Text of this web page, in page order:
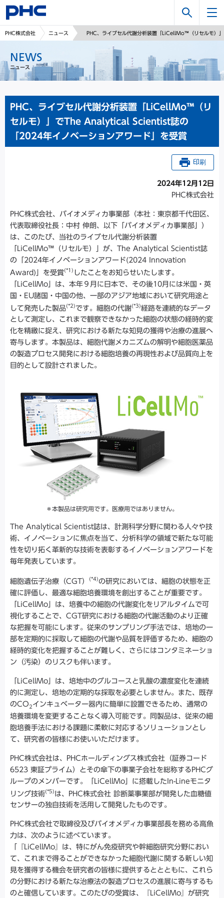
検
索
PHC株式会社 ニュース PHC、ライブセル代謝分析装置「LiCellMo™（リセルモ
NEWS
ニュース
PHC、ライブセル代謝分析装置「LiCellMo™（リ
セルモ）」でThe Analytical Scientist誌の
「2024年イノベーションアワード」を受賞
印刷
2024年12月12日
PHC株式会社
PHC株式会社、バイオメディカ事業部（本社：東京都千代田区、
代表取締役社長：中村 伸朗、以下「バイオメディカ事業部」）
は、このたび、当社のライブセル代謝分析装置
「LiCellMo™（リセルモ）」が、The Analytical Scientist誌
の「2024年イノベーションアワード(2024 Innovation
Award)」を受賞(*1) したことをお知らせいたします。
「LiCellMo」は、本年９月に日本で、その後10月には米国・英
国・EU諸国・中国の他、一部のアジア地域において研究用途と
して発売した製品 (*2) です。細胞の代謝(*3)経路を連続的なデータ
として測定し、これまで観察できなかった細胞の状態の経時的変
化を精緻に捉え、研究における新たな知見の獲得や治療の進展へ
寄与します。本製品は、細胞代謝メカニズムの解明や細胞医薬品
の製造プロセス開発における細胞培養の再現性および品質向上を
目的として設計されました。
＊本製品は研究用です。医療用ではありません。
The Analytical Scientist誌は、計測科学分野に関わる人々や技
術、イノベーションに焦点を当て、分析科学の領域で新たな可能
性を切り拓く革新的な技術を表彰するイノベーションアワードを
毎年発表しています。
細胞遺伝子治療（CGT） (*4) の研究においては、細胞の状態を正
確に評価し、最適な細胞培養環境を創出することが重要です。
「LiCellMo」は、培養中の細胞の代謝変化をリアルタイムで可
視化することで、CGT研究における細胞の代謝活動のより正確
な把握を可能にします。従来のサンプリング手法では、培地の一
部を定期的に採取して細胞の代謝や品質を評価するため、細胞の
経時的変化を把握することが難しく、さらにはコンタミネーショ
ン（汚染）のリスクも伴います。
「LiCellMo」は、培地中のグルコースと乳酸の濃度変化を連続
的に測定し、培地の定期的な採取を必要としません。また、既存
のCO 2 インキュベーター器内に簡単に設置できるため、通常の
培養環境を変更することなく導入可能です。同製品は、従来の細
胞培養手法における課題に柔軟に対応するソリューションとし
て、研究者の皆様にお使いいただけます。
PHC株式会社は、PHCホールディングス株式会社（証券コード
6523 東証プライム）とその傘下の事業子会社を総称するPHCグ
ループのメンバーです。「LiCellMo」に搭載したIn-Lineモニタ
リング技術(*5) は、PHC株式会社 診断薬事業部が開発した血糖値
センサーの独自技術を活用して開発したものです。
PHC株式会社で取締役及びバイオメディカ事業部長を務める高魚
力は、次のように述べています。
「『LiCellMo』は、特にがん免疫研究や幹細胞研究分野におい
て、これまで得ることができなかった細胞代謝に関する新しい知
見を獲得する機会を研究者の皆様に提供するととともに、これら
の分野における新たな治療法の製造プロセスの進展に寄与するも
のと確信しています。このたびの受賞は、『LiCellMo』が研究